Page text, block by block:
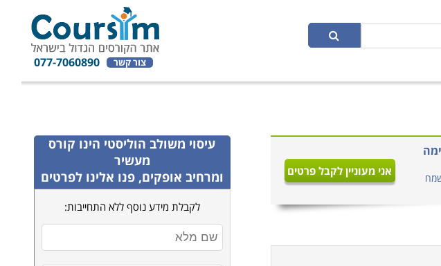
צור קשר 077-7060890
אני מעוניין לקבל פרטים
עיסוי משולב הוליסטי הינו קורס
מעשיר
ומרחיב אופקים, פנו אלינו לפרטים
לקבלת מידע נוסף ללא התחייבות: